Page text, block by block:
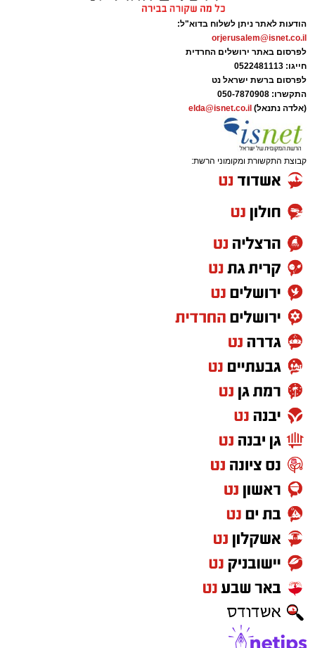
הודעות לאתר ניתן לשלוח בדוא"ל:
orjerusalem@isnet.co.il
לפרסום באתר ירושלים החרדית
חייגו: 0522481113
לפרסום ברשת ישראל נט
התקשרו: 050-7870908
(אלדה נתנאל) elda@isnet.co.il
קבוצת התקשורת ומקומוני הרשת: